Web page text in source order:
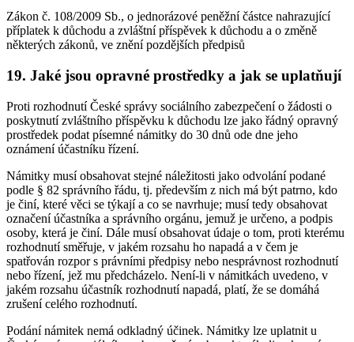
Zákon č. 108/2009 Sb., o jednorázové peněžní částce nahrazující
příplatek k důchodu a zvláštní příspěvek k důchodu a o změně
některých zákonů, ve znění pozdějších předpisů
19. Jaké jsou opravné prostředky a jak se uplatňují
Proti rozhodnutí České správy sociálního zabezpečení o žádosti o
poskytnutí zvláštního příspěvku k důchodu lze jako řádný opravný
prostředek podat písemné námitky do 30 dnů ode dne jeho
oznámení účastníku řízení.
Námitky musí obsahovat stejné náležitosti jako odvolání podané
podle § 82 správního řádu, tj. především z nich má být patrno, kdo
je činí, které věci se týkají a co se navrhuje; musí tedy obsahovat
označení účastníka a správního orgánu, jemuž je určeno, a podpis
osoby, která je činí. Dále musí obsahovat údaje o tom, proti kterému
rozhodnutí směřuje, v jakém rozsahu ho napadá a v čem je
spatřován rozpor s právními předpisy nebo nesprávnost rozhodnutí
nebo řízení, jež mu předcházelo. Není-li v námitkách uvedeno, v
jakém rozsahu účastník rozhodnutí napadá, platí, že se domáhá
zrušení celého rozhodnutí.
Podání námitek nemá odkladný účinek. Námitky lze uplatnit u